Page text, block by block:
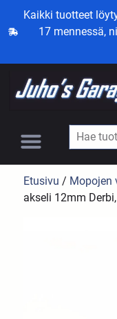
Kaikki tuotteet
17 mennessä,
Etusivu / Mopojen
akseli 12mm